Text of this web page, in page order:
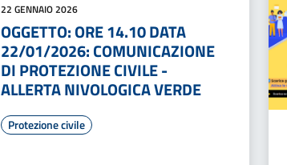
22 GENNAIO 2026
OGGETTO: ORE 14.10 DATA
22/01/2026: COMUNICAZIONE
DI PROTEZIONE CIVILE -
ALLERTA NIVOLOGICA VERDE
Protezione civile